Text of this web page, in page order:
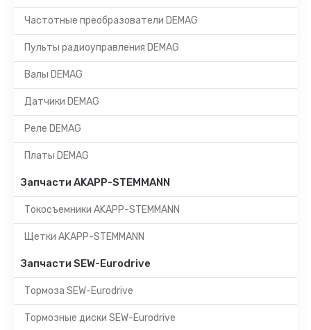
Частотные преобразователи DEMAG
Пульты радиоуправления DEMAG
Валы DEMAG
Датчики DEMAG
Реле DEMAG
Платы DEMAG
Запчасти AKAPP-STEMMANN
Токосъемники AKAPP-STEMMANN
Щетки AKAPP-STEMMANN
Запчасти SEW-Eurodrive
Тормоза SEW-Eurodrive
Тормозные диски SEW-Eurodrive